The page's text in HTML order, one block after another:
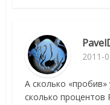
2011-
А сколько
сколько